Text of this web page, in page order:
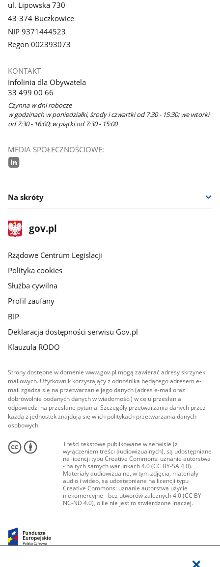
ul. Lipowska 730
43-374 Buczkowice
NIP 9371444523
Regon 002393073
KONTAKT
Infolinia dla Obywatela
33 499 00 66
Czynna w dni robocze
w godzinach w poniedziałki, środy i czwartki od 7:30 - 15:30; we wtorki
od 7:30 - 16:00; w piątki od 7:30 - 15:00
MEDIA SPOŁECZNOŚCIOWE:
Na skróty
stopka
gov.plStrona
gov.pl
Rządowe Centrum Legislacji
Polityka cookies
Służba cywilna
Profil zaufany
BIP
Deklaracja dostępności serwisu Gov.pl
Klauzula RODO
Strony dostępne w domenie www.gov.pl mogą zawierać adresy skrzynek
mailowych. Użytkownik korzystający z odnośnika będącego adresem e-
mail zgadza się na przetwarzanie jego danych (adres e-mail oraz
dobrowolnie podanych danych w wiadomości) w celu przesłania
odpowiedzi na przesłane pytania. Szczegóły przetwarzania danych przez
każdą z jednostek znajdują się w ich politykach przetwarzania danych
osobowych.
Treści tekstowe publikowane w serwisie (z
wyłączeniem treści audiowizualnych), są udostępniane
na licencji typu Creative Commons: uznanie autorstwa
- na tych samych warunkach 4.0 (CC BY-SA 4.0).
Materiały audiowizualne, w tym zdjęcia, materiały
audio i wideo, są udostępniane na licencji typu
Creative Commons: uznanie autorstwa użycie
niekomercyjne - bez utworów zależnych 4.0 (CC BY-
NC-ND 4.0), o ile nie jest to stwierdzone inaczej.